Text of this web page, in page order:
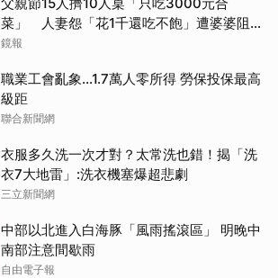
菜」 人妻怨「花1千還吃不飽」遭婆婆阻加
菜
鏡報
職業工會亂象…1.7萬人零所得 勞保投保最高
級距
聯合新聞網
衣服多久洗一次才對？太常洗也錯！揭「洗
衣7大地雷」:洗衣機塞爆超悲劇
三立新聞網
中部以北進入白海豚「風雨搖滾區」 明晚中
南部注意間歇雨
自由電子報